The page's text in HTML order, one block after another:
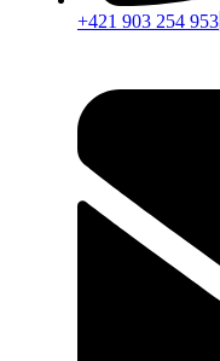
+421 903 254 953